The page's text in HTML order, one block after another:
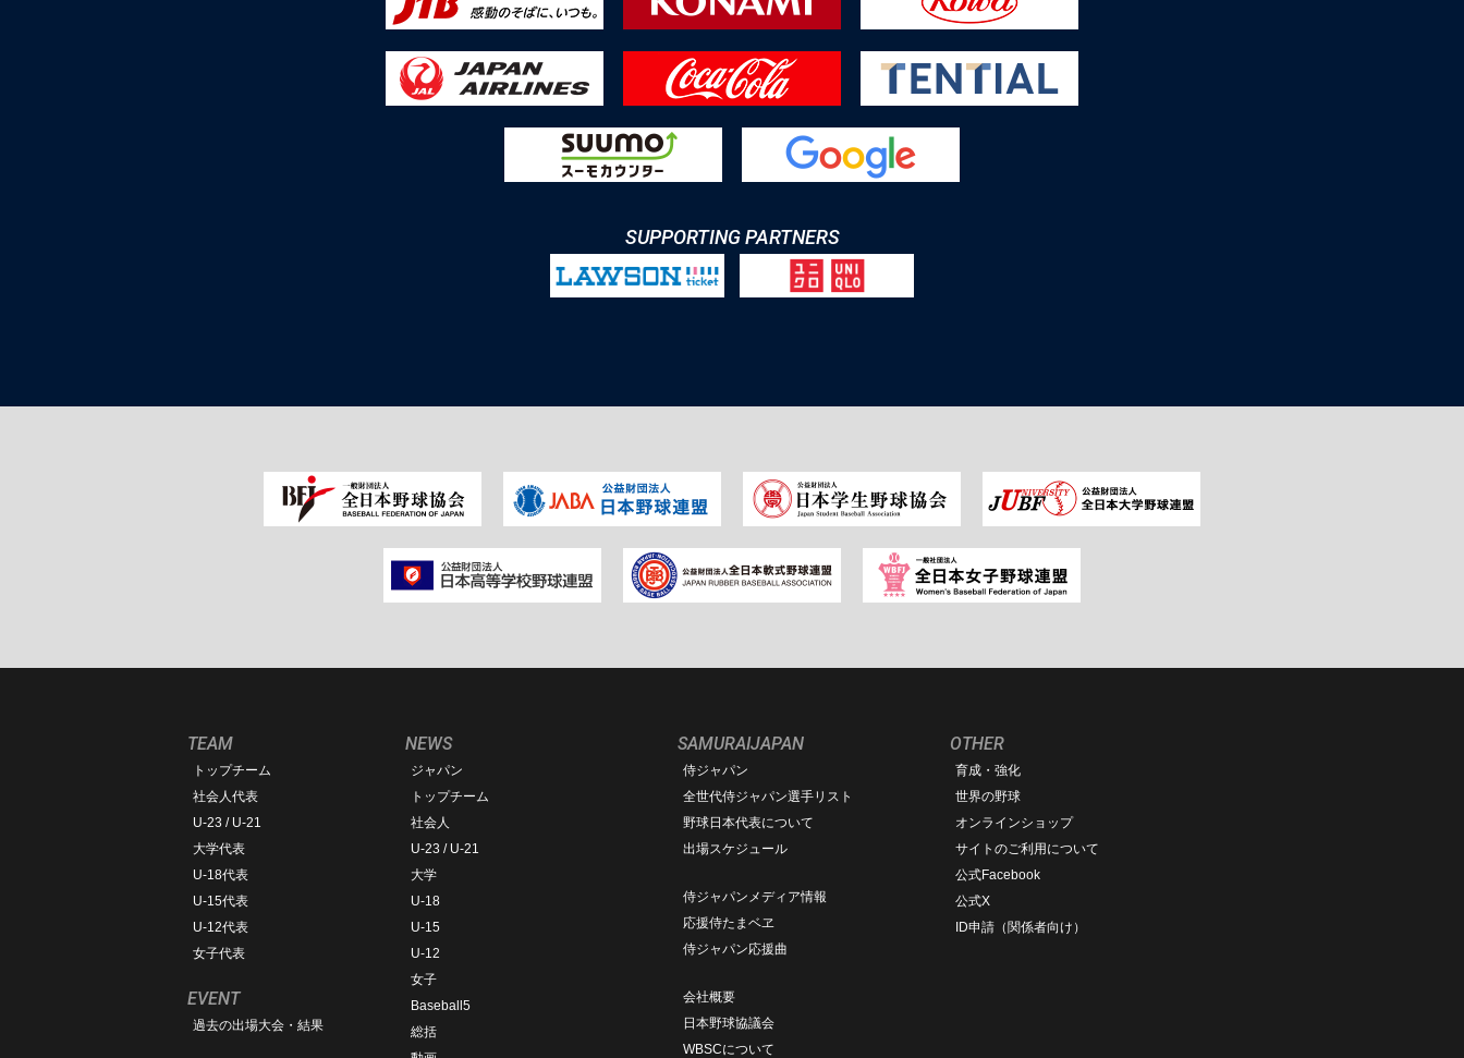
SUPPORTING PARTNERS
TEAM
トップチーム
社会人代表
U-23 / U-21
大学代表
U-18代表
U-15代表
U-12代表
女子代表
EVENT
過去の出場大会・結果
NEWS
ジャパン
トップチーム
社会人
U-23 / U-21
大学
U-18
U-15
U-12
女子
Baseball5
総括
SAMURAIJAPAN
侍ジャパン
全世代侍ジャパン選手リスト
野球日本代表について
出場スケジュール
侍ジャパンメディア情報
応援侍たまベヱ
侍ジャパン応援曲
会社概要
日本野球協議会
WBSCについて
OTHER
育成・強化
世界の野球
オンラインショップ
サイトのご利用について
公式Facebook
公式X
ID申請（関係者向け）